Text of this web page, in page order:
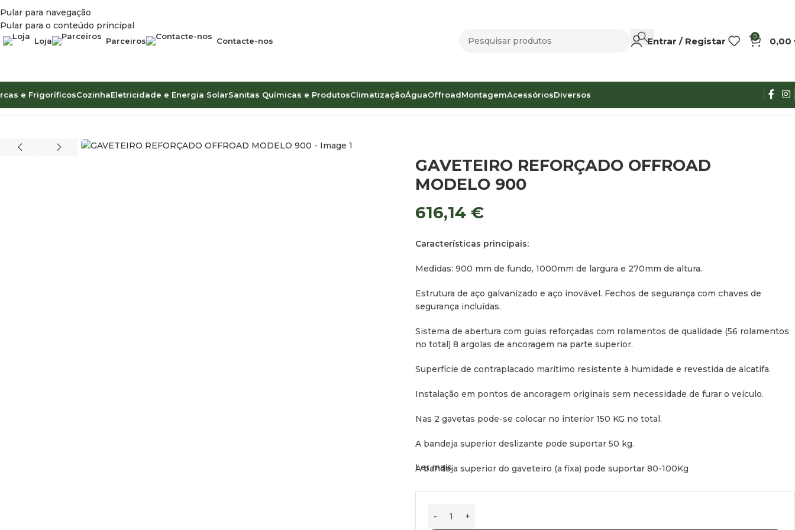
Pular para navegação
Pular para o conteúdo principal
Loja Parceiros Contacte-nos Entrar / Registar 0 0,00
e FrigoríficosCozinhaEletricidade e Energia SolarSanitas Químicas e ProdutosClimatizaçãoÁguaOffroadMontagemAcessóriosDiversos
Início Overland & Offroad Gavetas e Corrediças GAVETEIRO REFORÇADO OFFROAD MODELO 900
GAVETEIRO REFORÇADO OFFROAD
MODELO 900
616,14 €
Características principais:
Medidas: 900 mm de fundo, 1000mm de largura e 270mm de altura.
Estrutura de aço galvanizado e aço inovável. Fechos de segurança com chaves de
segurança incluídas.
Sistema de abertura com guias reforçadas com rolamentos de qualidade (56 rolamentos
no total) 8 argolas de ancoragem na parte superior.
Superfície de contraplacado marítimo resistente à humidade e revestida de alcatifa.
Instalação em pontos de ancoragem originais sem necessidade de furar o veículo.
Nas 2 gavetas pode-se colocar no interior 150 KG no total.
A bandeja superior deslizante pode suportar 50 kg.
A bandeja superior do gaveteiro (a fixa) pode suportar 80-100Kg
Peso nominal de segurança, a capacidade real do gaveteiro na verdade é mais, as
Ler mais